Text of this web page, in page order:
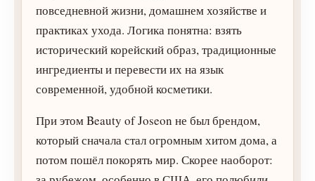
повседневной жизни, домашнем хозяйстве и
практиках ухода. Логика понятна: взять
исторический корейский образ, традиционные
ингредиенты и перевести их на язык
современной, удобной косметики.
При этом Beauty of Joseon не был брендом,
который сначала стал огромным хитом дома, а
потом пошёл покорять мир. Скорее наоборот: